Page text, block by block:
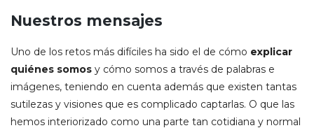
Nuestros mensajes
Uno de los retos más difíciles ha sido el de cómo explicar
quiénes somos y cómo somos a través de palabras e
imágenes, teniendo en cuenta además que existen tantas
sutilezas y visiones que es complicado captarlas. O que las
hemos interiorizado como una parte tan cotidiana y normal